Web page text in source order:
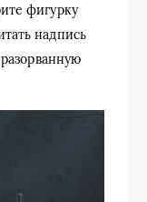
фигурку
надпись